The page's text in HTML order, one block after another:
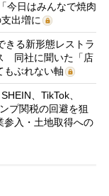
今日はみんなで焼肉
出増に
きる新形態レストラ
同社に聞いた「店
もぶれない軸
、TikTok、
プ関税の回避を狙
入・土地取得への